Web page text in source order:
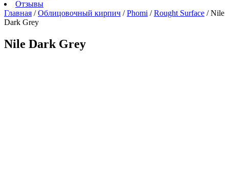
Отзывы
Главная /Облицовочный кирпич /Phomi /Rought Surface / Nile
Dark Grey
Nile Dark Grey